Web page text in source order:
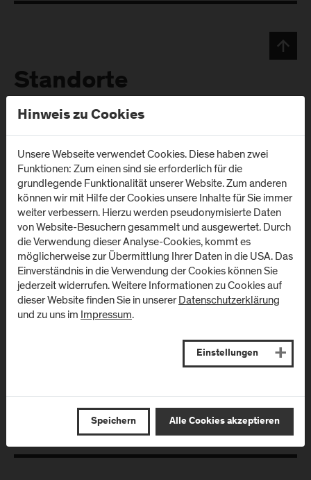
Standorte
Urstein Süd 1
A-5412Puch/Salzburg
Anfahrt & Kontakt
Markt 136a
A-5431Kuchl
Anfahrt & Kontakt
Campus Salzburg
(Uniklinikum LKH)
Müllner Hauptstraße 48
A-5020Salzburg
Campus
Schwarzach
(Kardinal
Schwarzenbergplatz 1
5620Schwarzach im
Hinweis zu Cookies
Unsere Webseite verwendet Cookies. Diese haben zwei
Funktionen: Zum einen sind sie erforderlich für die
grundlegende Funktionalität unserer Website. Zum anderen
können wir mit Hilfe der Cookies unsere Inhalte für Sie immer
weiter verbessern. Hierzu werden pseudonymisierte Daten
von Website-Besuchern gesammelt und ausgewertet. Durch
die Verwendung dieser Analyse-Cookies, kommt es
möglicherweise zur Übermittlung Ihrer Daten in die USA. Das
Einverständnis in die Verwendung der Cookies können Sie
jederzeit widerrufen. Weitere Informationen zu Cookies auf
dieser Website finden Sie in unsererDatenschutzerklärung
und zu uns im Impressum.
Einstellungen
Speichern Alle Cookies akzeptieren